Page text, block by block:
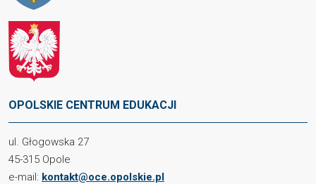
OPOLSKIE CENTRUM EDUKACJI
ul. Głogowska 27
45-315 Opole
e-mail: kontakt@oce.opolskie.pl